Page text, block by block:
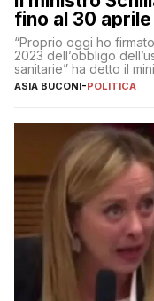
fino al 30
“Proprio oggi ho
2023 dell’obbligo
sanitarie” ha detto il
ASIA BUCONI-POLITICA